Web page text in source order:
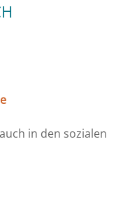
in den sozialen